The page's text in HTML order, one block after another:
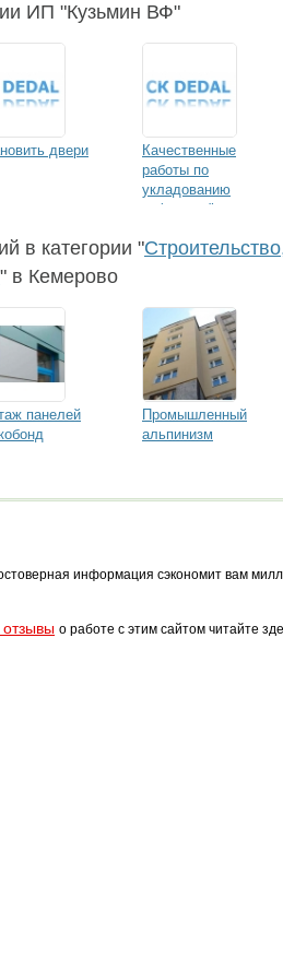
ИП "Кузьмин ВФ"
двери
Качественные
работы по
укладованию
кафеля и "дикого
в категории "
" в Кемерово
панелей
Промышленный
альпинизм
информация сэкономит вам
о работе с этим сайтом читайте